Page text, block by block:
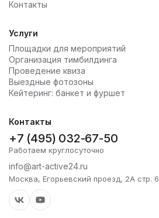
Контакты
Услуги
Площадки для мероприятий
Организация тимбилдинга
Проведение квиза
Выездные фотозоны
Кейтеринг: банкет и фуршет
Контакты
+7 (495) 032-67-50
Работаем круглосуточно
info@art-active24.ru
Москва, Егорьевский проезд, 2А стр. 6